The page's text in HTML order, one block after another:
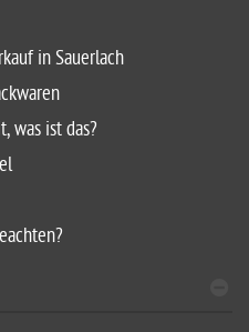
in Sauerlach
was ist das?